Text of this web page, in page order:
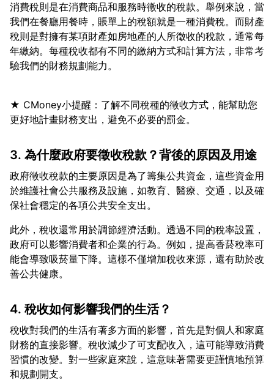
消費稅則是在消費商品和服務時徵收的稅款。舉例來說，當
我們在餐廳用餐時，賬單上的稅額就是一種消費稅。而財產
稅則是對擁有某項財產如房地產的人所徵收的稅款，通常每
年繳納。每種稅收都有不同的繳納方式和計算方法，非常考
★ CMoney小提醒：了解不同稅種的徵收方式，能幫助您
3. 為什麼政府要徵收稅款？背後的原因及用途
政府徵收稅款的主要原因是為了籌集公共資金，這些資金用
於維護社會公共服務及設施，如教育、醫療、交通，以及確
此外，稅收還常用於調節經濟活動。透過不同的稅率設置，
政府可以影響消費者和企業的行為。例如，提高香菸稅率可
能會導致吸菸量下降。這樣不僅增加稅收來源，還有助於改
4. 稅收如何影響我們的生活？
稅收對我們的生活有著多方面的影響，首先是對個人和家庭
財務的直接影響。稅收減少了可支配收入，這可能導致消費
習慣的改變。對一些家庭來說，這意味著需要更謹慎地預算